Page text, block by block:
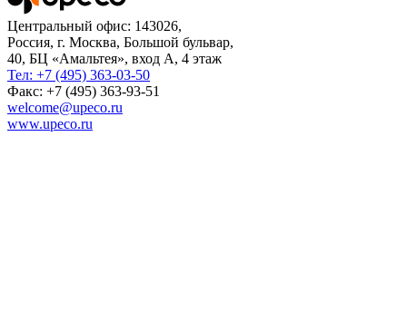
Центральный офис: 143026,
Россия, г. Москва, Большой бульвар,
40, БЦ «Амальтея», вход А, 4 этаж
Тел: +7 (495) 363-03-50
Факс: +7 (495) 363-93-51
welcome@upeco.ru
www.upeco.ru